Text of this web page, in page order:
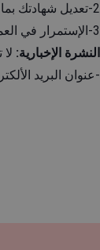
2-تعديل شهادتك بما يوازيها في هولندا لأن هذا يسهل الأمر على صاحب العمل في ان يحصل على فكرة عن مستوى تعليمك. المزيد من المعلومات تجدها
3-الإستمرار في العمل على تحسين لغتك. هل أنت بحاجة لنصائح؟ ستجدها
النشرة الإخبارية:
-عنوان البريد